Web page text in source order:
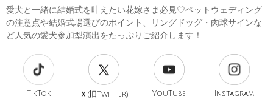
愛犬と一緒に結婚式を叶えたい花嫁さま必見♡ペットウェディング
の注意点や結婚式場選びのポイント、リングドッグ・肉球サインな
ど人気の愛犬参加型演出をたっぷりご紹介します！
TikTok Ｘ(旧Twitter) YouTube Instagram